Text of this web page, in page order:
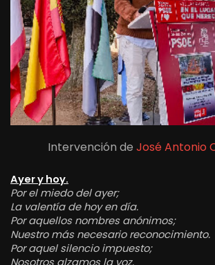
Intervención de José Antonio
Ayer y hoy.
Por el miedo del ayer;
La valentía de hoy en día.
Por aquellos nombres anónimos;
Nuestro más necesario reconocimiento.
Por aquel silencio impuesto;